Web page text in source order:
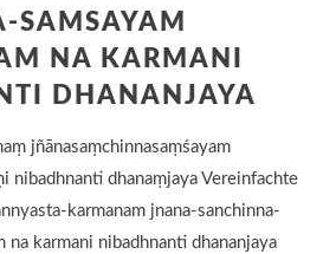
SAMSAYAM
NA KARMANI
DHANANJAYA
jñānasaṃchinnasaṃśayam
nibadhnanti dhanaṃjaya Vereinfachte
karmanam jnana-sanchinna-
na karmani nibadhnanti dhananjaya